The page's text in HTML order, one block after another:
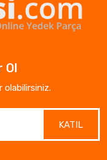
Ol
olabilirsiniz.
KATIL